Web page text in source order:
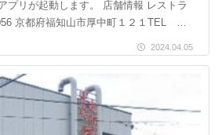
プリが起動します。 店舗情報 レストラ
京都府福知山市厚中町１２１TEL
2024.04.05